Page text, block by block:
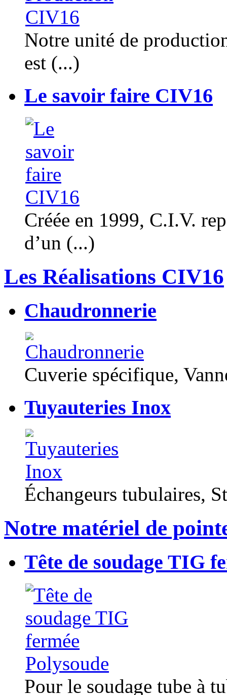
Notre unité de
est (...)
Le savoir faire CIV16
Créée en 1999, C.I.V.
d’un (...)
Les Réalisations CIV16
Chaudronnerie
Cuverie spécifique,
Tuyauteries Inox
Échangeurs tubulaires,
Notre matériel de
Tête de soudage TIG
Pour le soudage tube à